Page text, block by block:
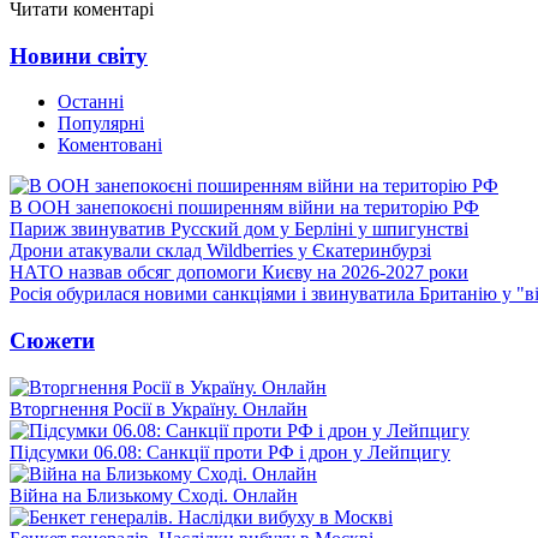
Читати коментарі
Новини світу
Останні
Популярні
Коментовані
В ООН занепокоєні поширенням війни на територію РФ
Париж звинуватив Русский дом у Берліні у шпигунстві
Дрони атакували склад Wildberries у Єкатеринбурзі
НАТО назвав обсяг допомоги Києву на 2026-2027 роки
Росія обурилася новими санкціями і звинуватила Британію у
Сюжети
Вторгнення Росії в Україну. Онлайн
Підсумки 06.08: Санкції проти РФ і дрон у Лейпцигу
Війна на Близькому Сході. Онлайн